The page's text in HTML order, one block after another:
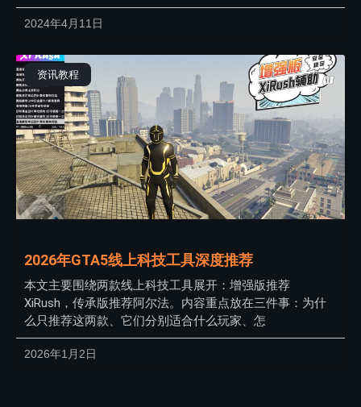
2024年4月11日
资讯教程
2026年GTA5线上科技工具深度推荐
本文主要围绕两款线上科技工具展开：增强版推荐
XiRush，传承版推荐阿尔法。内容重点放在三件事：为什
么只推荐这两款、它们分别适合什么玩家、怎
2026年1月2日